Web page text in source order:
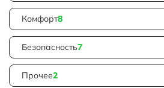
Комфорт8
Безопасность7
Прочее2